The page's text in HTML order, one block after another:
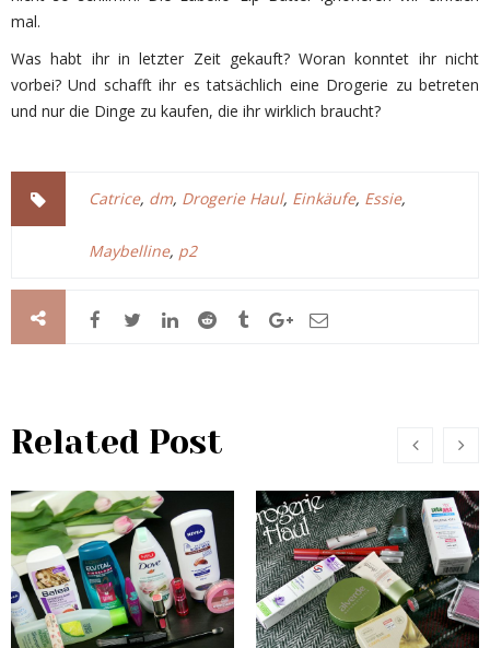
mal.
Was habt ihr in letzter Zeit gekauft? Woran konntet ihr nicht
vorbei? Und schafft ihr es tatsächlich eine Drogerie zu betreten
und nur die Dinge zu kaufen, die ihr wirklich braucht?
Catrice, dm, Drogerie Haul, Einkäufe, Essie,
Maybelline, p2
Related Post